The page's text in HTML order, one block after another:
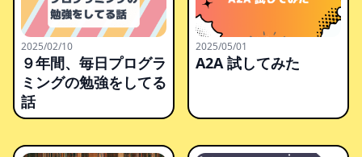
2025/02/10
９年間、毎日プログラ
ミングの勉強をしてる
話
2025/05/01
A2A 試してみた